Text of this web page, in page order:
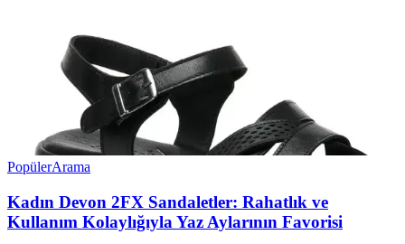
PopülerArama
Kadın Devon 2FX Sandaletler: Rahatlık ve
Kullanım Kolaylığıyla Yaz Aylarının Favorisi